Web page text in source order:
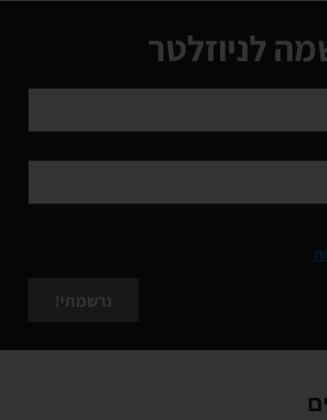
לניוזלטר
נרשמתי!